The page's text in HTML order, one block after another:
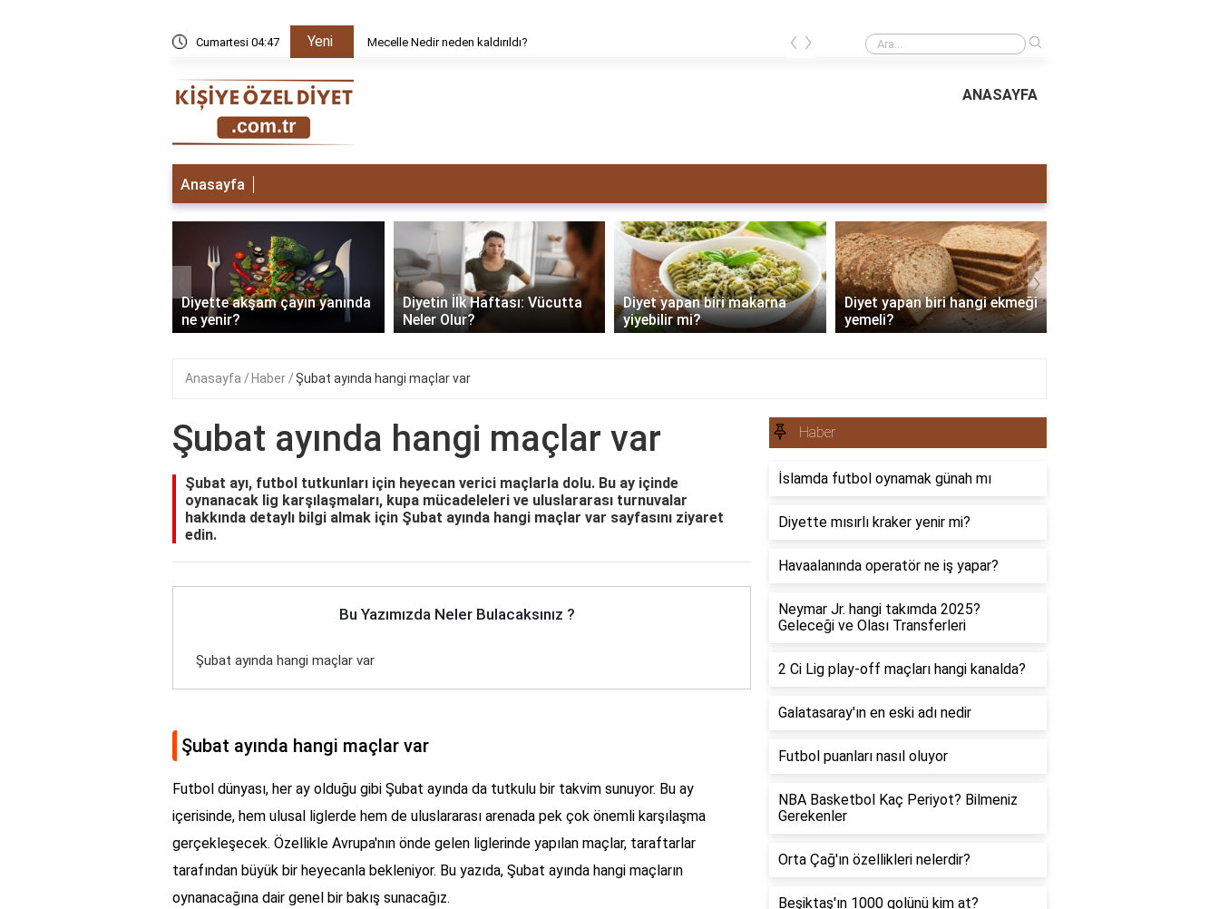
Cumartesi 04:47 Yeni Mecelle Nedir neden kaldırıldı? Mecelle Nedir neden kaldırıldı?
‹ ›
ANASAYFA
Anasayfa
Diyette akşam çayın yanında
ne yenir?
Diyetin İlk Haftası: Vücutta
Neler Olur?
Diyet yapan biri makarna
yiyebilir mi?
Diyet yapan biri hangi ekmeği
yemeli?
›
Anasayfa Haber Şubat ayında hangi maçlar var
Şubat ayında hangi maçlar var
Şubat ayı, futbol tutkunları için heyecan verici maçlarla dolu. Bu ay içinde
oynanacak lig karşılaşmaları, kupa mücadeleleri ve uluslararası turnuvalar
hakkında detaylı bilgi almak için Şubat ayında hangi maçlar var sayfasını ziyaret
edin.
Bu Yazımızda Neler Bulacaksınız ?
Şubat ayında hangi maçlar var
Şubat ayında hangi maçlar var
Futbol dünyası, her ay olduğu gibi Şubat ayında da tutkulu bir takvim sunuyor. Bu ay
içerisinde, hem ulusal liglerde hem de uluslararası arenada pek çok önemli karşılaşma
gerçekleşecek. Özellikle Avrupa'nın önde gelen liglerinde yapılan maçlar, taraftarlar
tarafından büyük bir heyecanla bekleniyor. Bu yazıda, Şubat ayında hangi maçların
oynanacağına dair genel bir bakış sunacağız.
Haber
İslamda futbol oynamak günah mı
Diyette mısırlı kraker yenir mi?
Havaalanında operatör ne iş yapar?
Neymar Jr. hangi takımda 2025?
Geleceği ve Olası Transferleri
2 Ci Lig play-off maçları hangi kanalda?
Galatasaray'ın en eski adı nedir
Futbol puanları nasıl oluyor
NBA Basketbol Kaç Periyot? Bilmeniz
Gerekenler
Orta Çağ'ın özellikleri nelerdir?
Beşiktaş'ın 1000 golünü kim at?